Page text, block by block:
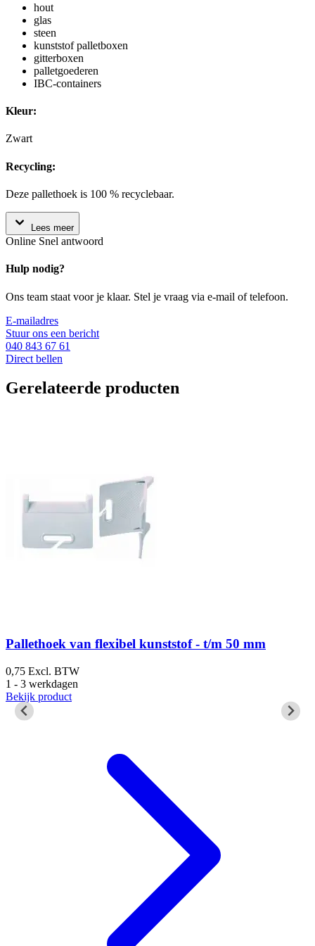
hout
glas
steen
kunststof palletboxen
gitterboxen
palletgoederen
IBC-containers
Kleur:
Zwart
Recycling:
Deze pallethoek is 100 % recyclebaar.
Lees meer
Online Snel antwoord
Hulp nodig?
Ons team staat voor je klaar. Stel je vraag via e-mail of telefoon.
E-mailadres
Stuur ons een bericht
040 843 67 61
Direct bellen
Gerelateerde producten
Pallethoek van flexibel kunststof - t/m 50 mm
0,75 Excl. BTW
1 - 3 werkdagen
Bekijk product